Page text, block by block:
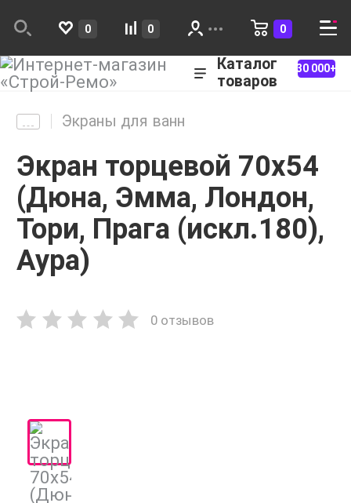
0 0 0
Каталог
товаров
30 000+
Экраны для ванн
Экран торцевой 70х54
(Дюна, Эмма, Лондон,
Тори, Прага (искл.180),
Аура)
0 отзывов